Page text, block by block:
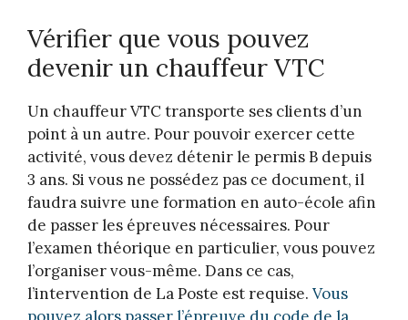
Vérifier que vous pouvez
devenir un chauffeur VTC
Un chauffeur VTC transporte ses clients d’un
point à un autre. Pour pouvoir exercer cette
activité, vous devez détenir le permis B depuis
3 ans. Si vous ne possédez pas ce document, il
faudra suivre une formation en auto-école afin
de passer les épreuves nécessaires. Pour
l’examen théorique en particulier, vous pouvez
l’organiser vous-même. Dans ce cas,
l’intervention de La Poste est requise. Vous